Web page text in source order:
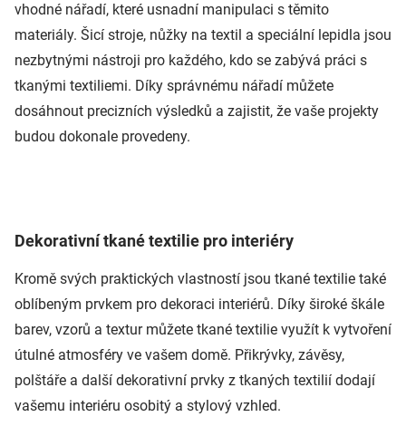
vhodné nářadí, které usnadní manipulaci s těmito
materiály. Šicí stroje, nůžky na textil a speciální lepidla jsou
nezbytnými nástroji pro každého, kdo se zabývá práci s
tkanými textiliemi. Díky správnému nářadí můžete
dosáhnout precizních výsledků a zajistit, že vaše projekty
budou dokonale provedeny.
Dekorativní tkané textilie pro interiéry
Kromě svých praktických vlastností jsou tkané textilie také
oblíbeným prvkem pro dekoraci interiérů. Díky široké škále
barev, vzorů a textur můžete tkané textilie využít k vytvoření
útulné atmosféry ve vašem domě. Přikrývky, závěsy,
polštáře a další dekorativní prvky z tkaných textilií dodají
vašemu interiéru osobitý a stylový vzhled.